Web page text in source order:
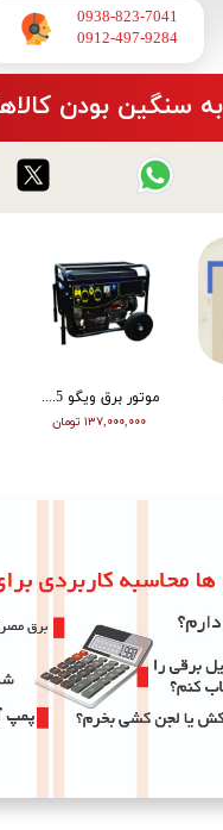
0938-823-7041
​​​​​​​0912-497-9284
سنگین بودن
موتور برق ویگو 8.5 کیلووات بنزینی سه فاز WG11500T
۱۳۷,۰۰۰,۰۰۰ تومان